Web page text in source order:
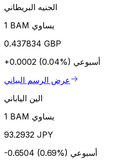
الجنيه البريطاني
1 BAM يساوي
0.437834 GBP
+0.0002 (0.04%) أسبوعي
عرض الرسم البياني
الين الياباني
1 BAM يساوي
93.2932 JPY
-0.6504 (0.69%) أسبوعي